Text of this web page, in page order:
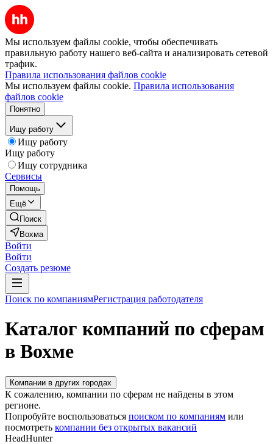
Мы используем файлы cookie, чтобы обеспечивать
правильную работу нашего веб-сайта и анализировать сетевой
трафик.
Правила использования файлов cookie
Мы используем файлы cookie. Правила использования
файлов cookie
Понятно
Ищу работу
Ищу работу
Ищу работу
Ищу сотрудника
Сервисы
Помощь
Ещё
Поиск
Вохма
Войти
Войти
Создать резюме
Поиск по компаниямРегистрация работодателя
Каталог компаний по сферам
в Вохме
Компании в других городах
К сожалению, компании по сферам не найдены в этом
регионе.
Попробуйте воспользоваться поиском по компаниям или
посмотреть компании без открытых вакансий
HeadHunter